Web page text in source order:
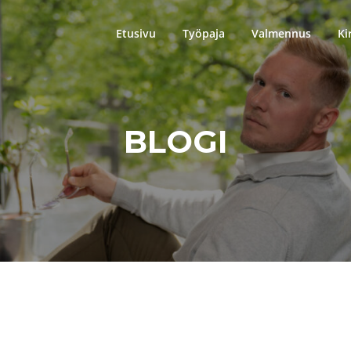
Etusivu Työpaja Valmennus
BLOGI